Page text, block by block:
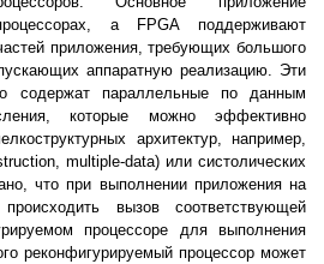
а FPGA поддерживают
приложения, требующих большого
аппаратную реализацию. Эти
содержат параллельные по данным
которые можно эффективно
архитектур, например,
multiple-data) или систолических
что при выполнении приложения на
вызов соответствующей
процессоре для выполнения
реконфигурируемый процессор может